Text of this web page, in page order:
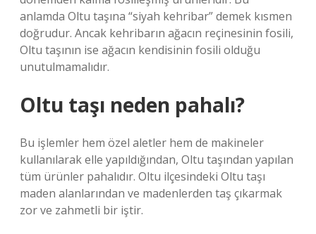
anlamda Oltu taşına “siyah kehribar” demek kısmen
doğrudur. Ancak kehribarın ağacın reçinesinin fosili,
Oltu taşının ise ağacın kendisinin fosili olduğu
unutulmamalıdır.
Oltu taşı neden pahalı?
Bu işlemler hem özel aletler hem de makineler
kullanılarak elle yapıldığından, Oltu taşından yapılan
tüm ürünler pahalıdır. Oltu ilçesindeki Oltu taşı
maden alanlarından ve madenlerden taş çıkarmak
zor ve zahmetli bir iştir.